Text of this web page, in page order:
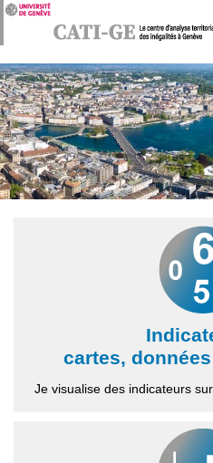
cartes,
Je visualise des indicateurs